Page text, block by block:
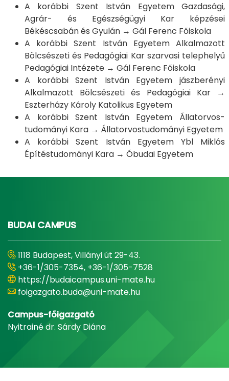
A korábbi Szent István Egyetem Gazdasági,
Agrár- és Egészségügyi Kar képzései
Békéscsabán és Gyulán → Gál Ferenc Főiskola
A korábbi Szent István Egyetem Alkalmazott
Bölcsészeti és Pedagógiai Kar szarvasi telephelyű
Pedagógiai Intézete → Gál Ferenc Főiskola
A korábbi Szent István Egyetem jászberényi
Alkalmazott Bölcsészeti és Pedagógiai Kar →
Eszterházy Károly Katolikus Egyetem
A korábbi Szent István Egyetem Állatorvos-
tudományi Kara → Állatorvostudományi Egyetem
A korábbi Szent István Egyetem Ybl Miklós
Építéstudományi Kara → Óbudai Egyetem
BUDAI CAMPUS
1118 Budapest, Villányi út 29-43.
+36-1/305-7354, +36-1/305-7528
https://budaicampus.uni-mate.hu
foigazgato.buda@uni-mate.hu
Campus-főigazgató
Nyitrainé dr. Sárdy Diána